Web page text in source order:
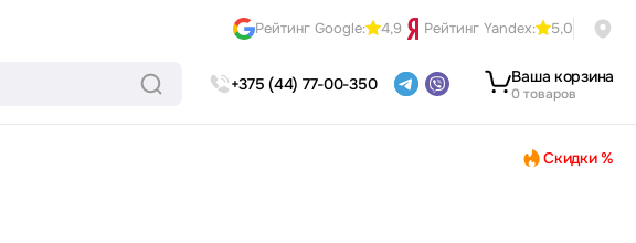
Рейтинг Google: 4,9 Рейтинг Yandex: 5,0
+375 (44) 77-00-350 Ваша корзина
0 товаров
Скидки %